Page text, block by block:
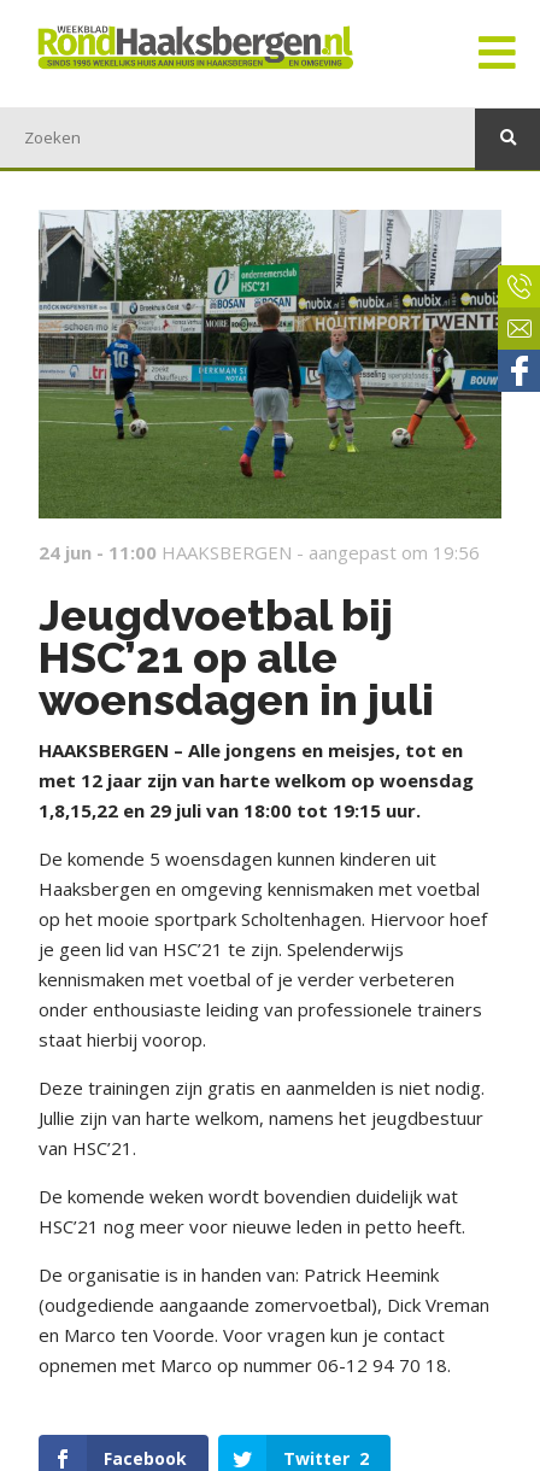
24 jun - 11:00 HAAKSBERGEN - aangepast om 19:56
Jeugdvoetbal bij
HSC’21 op alle
woensdagen in juli
HAAKSBERGEN – Alle jongens en meisjes, tot en
met 12 jaar zijn van harte welkom op woensdag
1,8,15,22 en 29 juli van 18:00 tot 19:15 uur.
De komende 5 woensdagen kunnen kinderen uit
Haaksbergen en omgeving kennismaken met voetbal
op het mooie sportpark Scholtenhagen. Hiervoor hoef
je geen lid van HSC’21 te zijn. Spelenderwijs
kennismaken met voetbal of je verder verbeteren
onder enthousiaste leiding van professionele trainers
staat hierbij voorop.
Deze trainingen zijn gratis en aanmelden is niet nodig.
Jullie zijn van harte welkom, namens het jeugdbestuur
van HSC’21.
De komende weken wordt bovendien duidelijk wat
HSC’21 nog meer voor nieuwe leden in petto heeft.
De organisatie is in handen van: Patrick Heemink
(oudgediende aangaande zomervoetbal), Dick Vreman
en Marco ten Voorde. Voor vragen kun je contact
opnemen met Marco op nummer 06-12 94 70 18.
Facebook Twitter 2